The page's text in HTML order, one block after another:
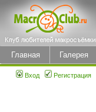
Главная Галерея
Вход Регистрация